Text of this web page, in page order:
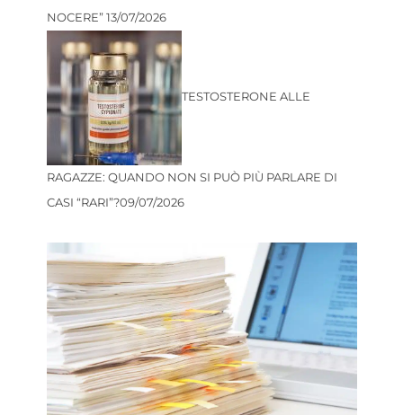
NOCERE”13/07/2026
TESTOSTERONE ALLE
RAGAZZE: QUANDO NON SI PUÒ PIÙ PARLARE DI
CASI “RARI”?09/07/2026